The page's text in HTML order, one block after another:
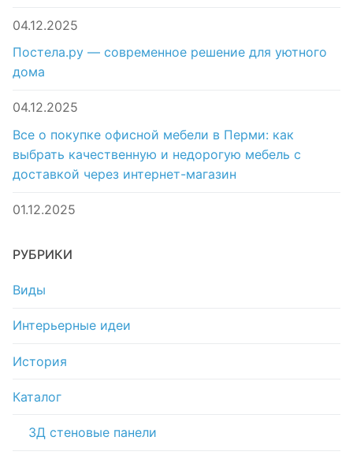
04.12.2025
Постела.ру — современное решение для уютного
дома
04.12.2025
Все о покупке офисной мебели в Перми: как
выбрать качественную и недорогую мебель с
доставкой через интернет-магазин
01.12.2025
РУБРИКИ
Виды
Интерьерные идеи
История
Каталог
3Д стеновые панели